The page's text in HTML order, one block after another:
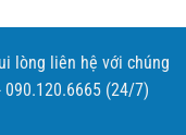
lòng liên hệ với chúng
090.120.6665 (24/7)